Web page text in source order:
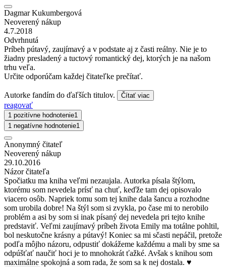
Dagmar Kukumbergová
Neoverený nákup
4.7.2018
Odvrhnutá
Príbeh pútavý, zaujímavý a v podstate aj z časti reálny. Nie je to
žiadny presladený a tuctový romantický dej, ktorých je na našom
trhu veľa.
Určite odporúčam každej čitateľke prečítať.
Autorke fandím do ďaľších titulov. Čítať viac
reagovať
1 pozitívne hodnotenie1
1 negatívne hodnotenie1
Anonymný čitateľ
Neoverený nákup
29.10.2016
Názor čitateľa
Spočiatku ma kniha veľmi nezaujala. Autorka písala štýlom,
ktorému som nevedela prísť na chuť, keďže tam dej opisovalo
viacero osôb. Napriek tomu som tej knihe dala šancu a rozhodne
som urobila dobre! Na štýl som si zvykla, po čase mi to nerobilo
problém a asi by som si inak písaný dej nevedela pri tejto knihe
predstaviť. Veľmi zaujímavý príbeh života Emily ma totálne pohltil,
bol neskutočne krásny a pútavý! Koniec sa mi sčasti nepáčil, pretože
podľa môjho názoru, odpustiť dokážeme každému a mali by sme sa
odpúšťať naučiť hoci je to mnohokrát ťažké. Avšak s knihou som
maximálne spokojná a som rada, že som sa k nej dostala. ♥